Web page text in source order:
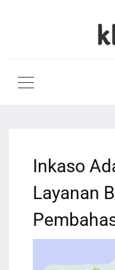
Inkaso
Layanan